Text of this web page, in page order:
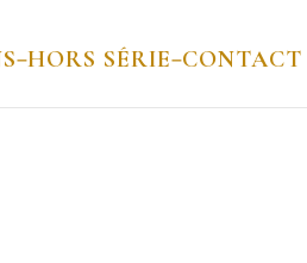
–HORS SÉRIE–CONTACT